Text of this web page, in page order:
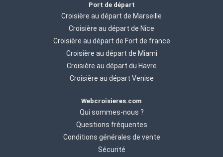
Port de départ
Croisière au départ de Marseille
Croisière au départ de Nice
Croisière au départ de Fort de france
Croisière au départ de Miami
Croisière au départ du Havre
Croisière au départ Venise
Webcroisieres.com
Qui sommes-nous ?
Questions fréquentes
Conditions générales de vente
Sécurité